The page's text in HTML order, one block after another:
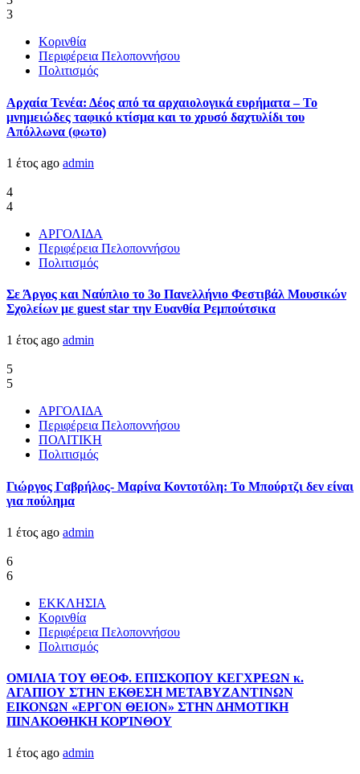
3
Κορινθία
Περιφέρεια Πελοποννήσου
Πολιτισμός
Αρχαία Τενέα: Δέος από τα αρχαιολογικά ευρήματα – Το
μνημειώδες ταφικό κτίσμα και το χρυσό δαχτυλίδι του
Απόλλωνα (φωτο)
1 έτος ago admin
4
4
ΑΡΓΟΛΙΔΑ
Περιφέρεια Πελοποννήσου
Πολιτισμός
Σε Άργος και Ναύπλιο το 3ο Πανελλήνιο Φεστιβάλ Μουσικών
Σχολείων με guest star την Ευανθία Ρεμπούτσικα
1 έτος ago admin
5
5
ΑΡΓΟΛΙΔΑ
Περιφέρεια Πελοποννήσου
ΠΟΛΙΤΙΚΗ
Πολιτισμός
Γιώργος Γαβρήλος- Μαρίνα Κοντοτόλη: Το Μπούρτζι δεν είναι
για πούλημα
1 έτος ago admin
6
6
ΕΚΚΛΗΣΙΑ
Κορινθία
Περιφέρεια Πελοποννήσου
Πολιτισμός
ΟΜΙΛΙΑ ΤΟΥ ΘΕΟΦ. ΕΠΙΣΚΟΠΟΥ ΚΕΓΧΡΕΩΝ κ.
ΑΓΑΠΙΟΥ ΣΤΗΝ ΕΚΘΕΣΗ ΜΕΤΑΒΥΖΑΝΤΙΝΩΝ
ΕΙΚΟΝΩΝ «ΕΡΓΟΝ ΘΕΙΟΝ» ΣΤΗΝ ΔΗΜΟΤΙΚΗ
ΠΙΝΑΚΟΘΗΚΗ ΚΟΡΊΝΘΟΥ
1 έτος ago admin